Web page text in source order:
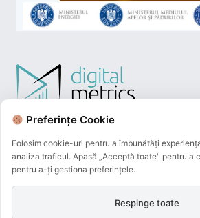
Preferințe Cookie
Folosim cookie-uri pentru a îmbunătăți
analiza traficul. Apasă „Acceptă toate" pentru a
pentru a-ți gestiona preferințele.
Respinge toate